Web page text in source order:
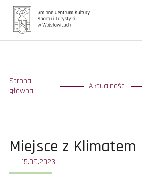
Galerie
Turystyka
Oferta zajęć
Strona
główna
Aktualności
Miejsce z Klimatem
15.09.2023